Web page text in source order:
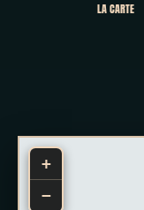
LA CARTE
+
−